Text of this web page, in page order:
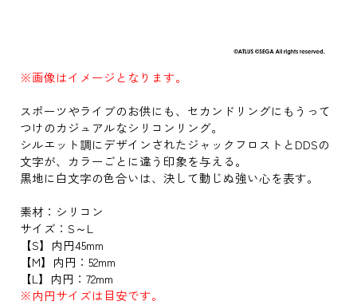
※画像はイメージとなります。
スポーツやライブのお供にも、セカンドリングにもうって
つけのカジュアルなシリコンリング。
シルエット調にデザインされたジャックフロストとDDSの
文字が、カラーごとに違う印象を与える。
黒地に白文字の色合いは、決して動じぬ強い心を表す。
素材：シリコン
サイズ：S～L
【S】内円45mm
【M】内円：52mm
【L】内円：72mm
※内円サイズは目安です。